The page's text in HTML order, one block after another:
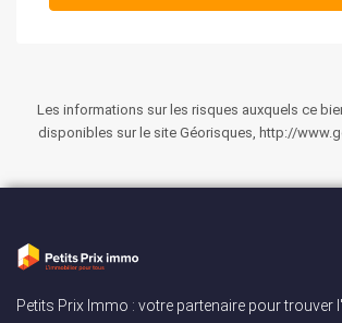
Les informations sur les risques auxquels ce
disponibles sur le site Géorisques, http://
Petits Prix Immo : votre partenaire pour trouver